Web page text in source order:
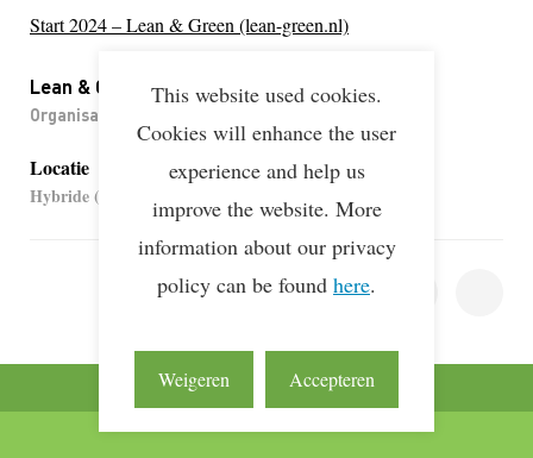
Lean & Green
Organisatie
Locatie
Hybride (Delft & Online)
Start 2024 – Lean & Green (lean-green.nl)
DEEL DEZE PAGINA
This website used cookies.
Cookies will enhance the user
experience and help us
improve the website. More
information about our privacy
policy can be found here.
Weigeren Accepteren